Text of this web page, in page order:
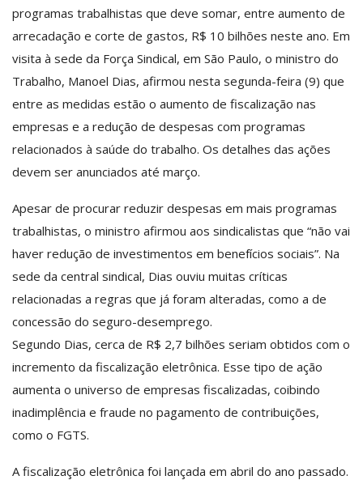
programas trabalhistas que deve somar, entre aumento de
arrecadação e corte de gastos, R$ 10 bilhões neste ano. Em
visita à sede da Força Sindical, em São Paulo, o ministro do
Trabalho, Manoel Dias, afirmou nesta segunda-feira (9) que
entre as medidas estão o aumento de fiscalização nas
empresas e a redução de despesas com programas
relacionados à saúde do trabalho. Os detalhes das ações
devem ser anunciados até março.
Apesar de procurar reduzir despesas em mais programas
trabalhistas, o ministro afirmou aos sindicalistas que “não vai
haver redução de investimentos em benefícios sociais”. Na
sede da central sindical, Dias ouviu muitas críticas
relacionadas a regras que já foram alteradas, como a de
concessão do seguro-desemprego.
Segundo Dias, cerca de R$ 2,7 bilhões seriam obtidos com o
incremento da fiscalização eletrônica. Esse tipo de ação
aumenta o universo de empresas fiscalizadas, coibindo
inadimplência e fraude no pagamento de contribuições,
como o FGTS.
A fiscalização eletrônica foi lançada em abril do ano passado.